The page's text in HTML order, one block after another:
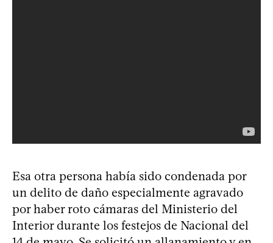
Esa otra persona había sido condenada por
un delito de daño especialmente agravado
por haber roto cámaras del Ministerio del
Interior durante los festejos de Nacional del